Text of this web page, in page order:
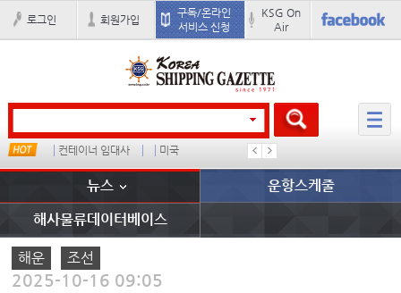
로그인 회원가입
구독/온라인
서비스 신청
KSG On
Air
컨테이너 임대사 미국 ���ͤ
뉴스 운항스케줄
해사물류데이터베이스
해운 조선
2025-10-16 09:05